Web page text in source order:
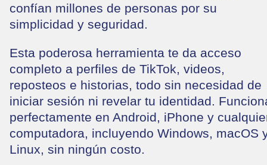
confían millones de personas por su
simplicidad y seguridad.
Esta poderosa herramienta te da acceso
completo a perfiles de TikTok, videos,
reposteos e historias, todo sin necesidad de
iniciar sesión ni revelar tu identidad.
perfectamente en Android, iPhone y
computadora, incluyendo Windows, macOS
Linux, sin ningún costo.